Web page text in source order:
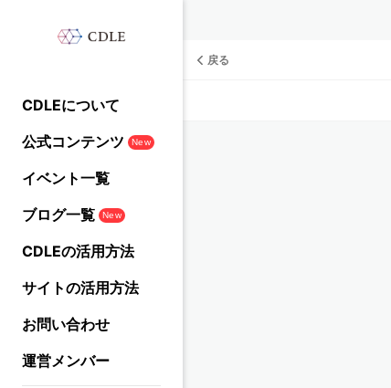
CDLEについて
公式コンテンツ
New
イベント一覧
ブログ一覧
New
CDLEの活用方法
サイトの活用方法
お問い合わせ
運営メンバー
戻る